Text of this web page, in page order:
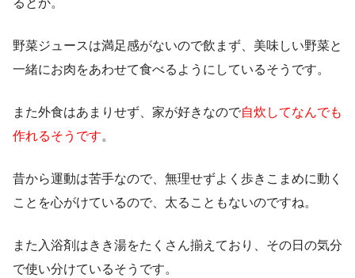
野菜ジュースは満足感がないので飲まず、美味しい野菜と
一緒にお肉をあわせて食べるようにしているそうです。
また外食はあまりせず、家が好きなので自炊してなんでも
作れるそうです。
昔から運動は苦手なので、無理せずよく歩きこまめに動く
ことを心がけているので、太ることもないのですね。
また入浴剤はきき湯をたくさん揃えており、その日の気分
で使い分けているそうです。